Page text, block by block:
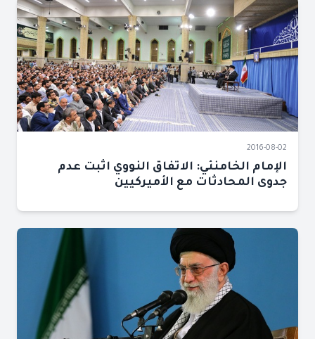
2016-08-02
الإمام الخامنئي: الاتفاق النووي اثبت عدم
جدوى المحادثات مع الأميركيين